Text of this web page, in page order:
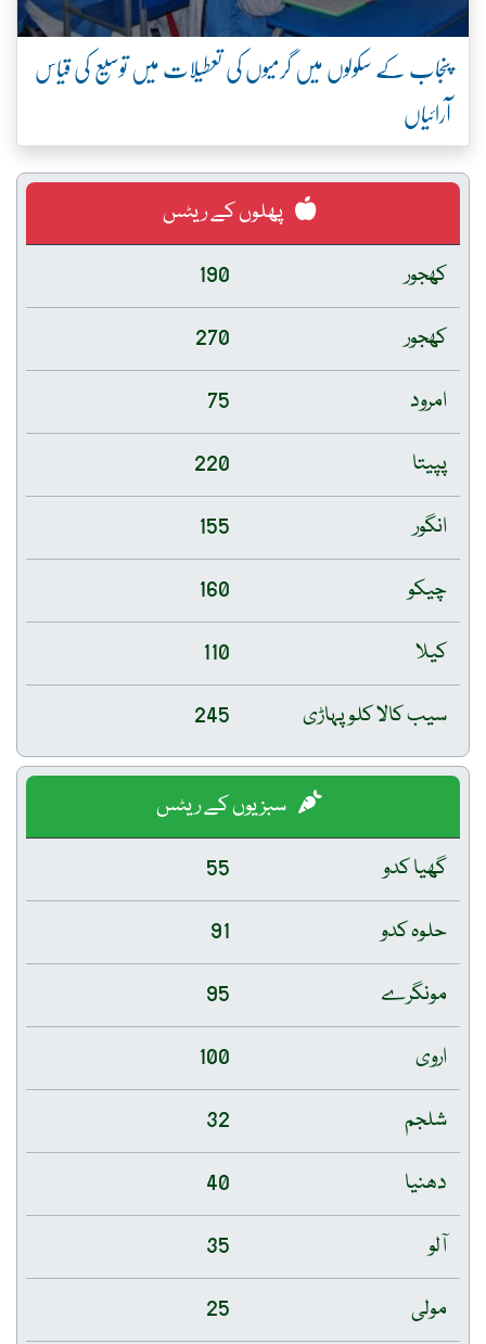
پنجاب کے سکولوں میں گرمیوں کی تعطیلات میں توسیع کی قیاس
آرائیاں
پھلوں کے ریٹس
کھجور
190
کھجور
270
امرود
75
پپیتا
220
انگور
155
چیکو
160
کیلا
110
سیب کالا کلو پہاڑی
245
سبزیوں کے ریٹس
گھیا کدو
55
حلوہ کدو
91
مونگرے
95
اروی
100
شلجم
32
دھنیا
40
آلو
35
مولی
25